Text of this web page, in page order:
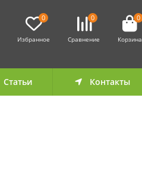
0
Избранное
0
Сравнение
0
Корзина
Статьи Контакты